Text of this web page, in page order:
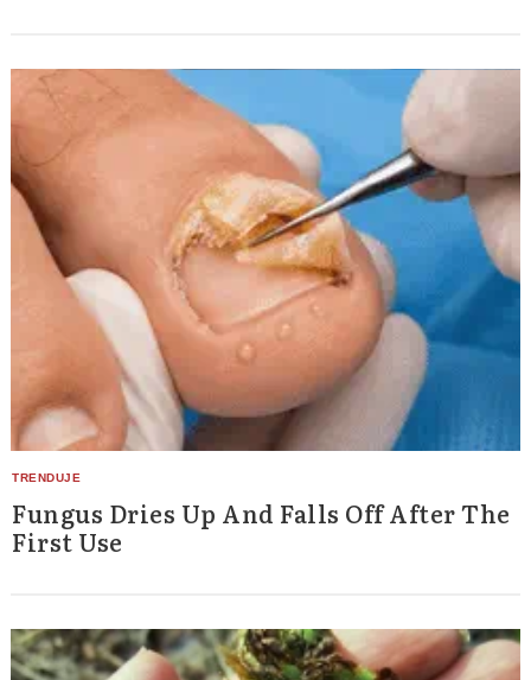
Fungus Dries Up And Falls Off After The
First Use
Search